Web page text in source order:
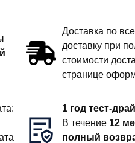
Доставка по
доставку при
стоимости
странице
1 год тест-
В течение 12
полный